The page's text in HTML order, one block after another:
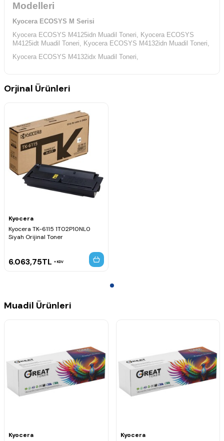
Modelleri
Kyocera ECOSYS M Serisi
Kyocera ECOSYS M4125idn Muadil Toneri, Kyocera ECOSYS
M4125idt Muadil Toneri, Kyocera ECOSYS M4132idn Muadil Toneri,
Kyocera ECOSYS M4132idx Muadil Toneri,
Orjinal Ürünleri
Kyocera
Kyocera TK-6115 1T02P10NL0
Siyah Orijinal Toner
6.063,75TL KDV
Muadil Ürünleri
Kyocera
Kyocera